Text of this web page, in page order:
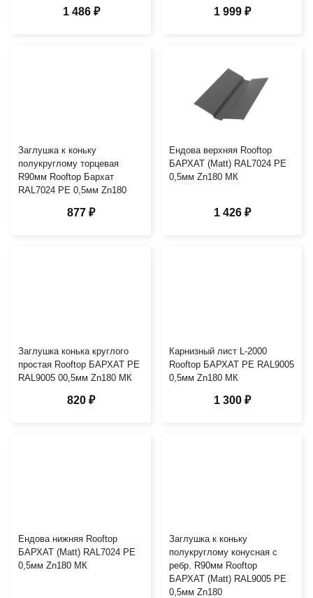
1 486 ₽ 1 999 ₽
Заглушка к коньку
полукруглому торцевая
R90мм Rooftop Бархат
RAL7024 PE 0,5мм Zn180
877 ₽
Ендова верхняя Rooftop
БАРХАТ (Matt) RAL7024 PE
0,5мм Zn180 МК
1 426 ₽
Заглушка конька круглого
простая Rooftop БАРХАТ PE
RAL9005 00,5мм Zn180 МК
820 ₽
Карнизный лист L-2000
Rooftop БАРХАТ PE RAL9005
0,5мм Zn180 МК
1 300 ₽
Ендова нижняя Rooftop
БАРХАТ (Matt) RAL7024 PE
0,5мм Zn180 МК
Заглушка к коньку
полукруглому конусная с
ребр. R90мм Rooftop
БАРХАТ (Matt) RAL9005 PE
0,5мм Zn180